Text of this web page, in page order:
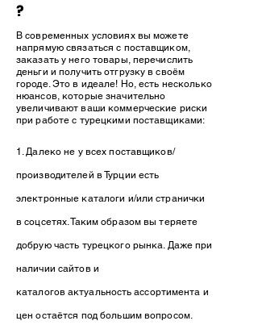
?
В современных условиях вы можете
напрямую связаться с поставщиком,
заказать у него товары, перечислить
деньги и получить отгрузку в своём
городе. Это в идеале! Но, есть несколько
нюансов, которые значительно
увеличивают ваши коммерческие риски
при работе с турецкими поставщиками:
1. Далеко не у всех поставщиков/
производителей в Турции есть
электронные каталоги и/или странички
в соцсетях. Таким образом вы теряете
добрую часть турецкого рынка. Даже при
наличии сайтов и
каталоговактуальность ассортимента и
цен остаётся под большим вопросом.